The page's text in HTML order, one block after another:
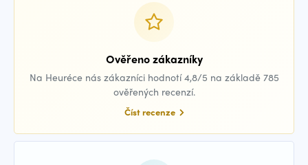
Ověřeno zákazníky
Na Heuréce nás zákazníci hodnotí 4,8/5 na základě 785
ověřených recenzí.
Číst recenze